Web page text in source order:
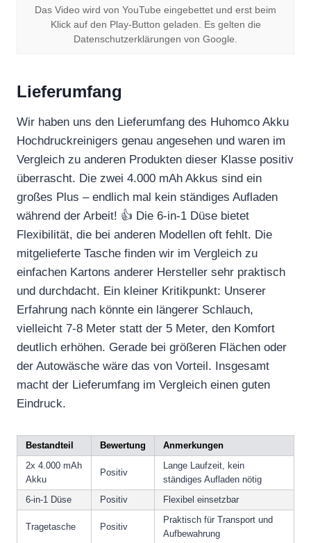
Das Video wird von YouTube eingebettet und erst beim
Klick auf den Play-Button geladen. Es gelten die
Datenschutzerklärungen von Google.
Lieferumfang
Wir haben uns den Lieferumfang des Huhomco Akku
Hochdruckreinigers genau angesehen und waren im
Vergleich zu anderen Produkten dieser Klasse positiv
überrascht. Die zwei 4.000 mAh Akkus sind ein
großes Plus – endlich mal kein ständiges Aufladen
während der Arbeit! 👍 Die 6-in-1 Düse bietet
Flexibilität, die bei anderen Modellen oft fehlt. Die
mitgelieferte Tasche finden wir im Vergleich zu
einfachen Kartons anderer Hersteller sehr praktisch
und durchdacht. Ein kleiner Kritikpunkt: Unserer
Erfahrung nach könnte ein längerer Schlauch,
vielleicht 7-8 Meter statt der 5 Meter, den Komfort
deutlich erhöhen. Gerade bei größeren Flächen oder
der Autowäsche wäre das von Vorteil. Insgesamt
macht der Lieferumfang im Vergleich einen guten
Eindruck.
Bestandteil Bewertung
Anmerkungen
2x 4.000 mAh
Akku
Positiv
Lange Laufzeit, kein
ständiges Aufladen nötig
6-in-1 Düse
Positiv Flexibel einsetzbar
Tragetasche Positiv
Praktisch für Transport und
Aufbewahrung